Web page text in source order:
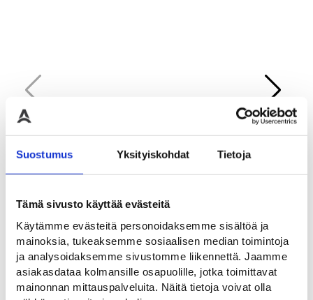
Suostumus Yksityiskohdat Tietoja
Tämä sivusto käyttää evästeitä
Käytämme evästeitä personoidaksemme sisältöä ja
mainoksia, tukeaksemme sosiaalisen median toimintoja
ja analysoidaksemme sivustomme liikennettä. Jaamme
asiakasdataa kolmansille osapuolille, jotka toimittavat
mainonnan mittauspalveluita. Näitä tietoja voivat olla
SlowStop FlexRail
joustokaide
joustava
polykarbonaattikaide
285,00€
SlowStop joustokaiteen
päätyosa
joustokaiteen viimeistelyyn
75,00€